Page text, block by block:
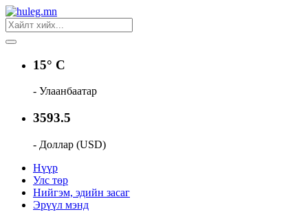
15° C
- Улаанбаатар
3593.5
- Доллар (USD)
Нүүр
Улс төр
Нийгэм, эдийн засаг
Эрүүл мэнд